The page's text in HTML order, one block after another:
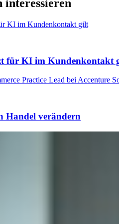
interessieren
für KI im Kundenkontakt
Handel verändern